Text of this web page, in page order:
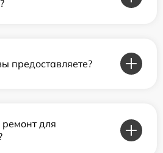
предоставляете?
для